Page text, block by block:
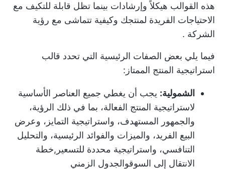
هذه القوالب هيكلاً وإرشادات بينما تظل قابلة للتكيف مع
الاحتياجات الفريدة لمنتجك وكيفية تتماشى مع رؤية
الشركة .
فيما يلي بعض الصفات الرئيسية التي تحدد قالب
استراتيجية المنتج الممتاز:
الشمولية: يجب أن يغطي جميع العناصر الأساسية
لاستراتيجية المنتج الفعالة، بما في ذلك الرؤية،
والجمهور المستهدف، واستراتيجية التمايز، وعرض
البيع الفريد، والميزات والفوائد الرئيسية، والتحليل
التنافسي، واستراتيجية محددة للتسعير,خطة
الانتقال إلى السوقوالجدول الزمني